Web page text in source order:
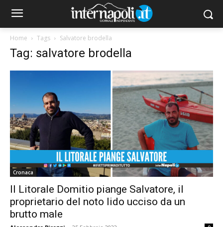
Home Tags Salvatore brodella
Tag: salvatore brodella
Cronaca
Il Litorale Domitio piange Salvatore, il
proprietario del noto lido ucciso da un
brutto male